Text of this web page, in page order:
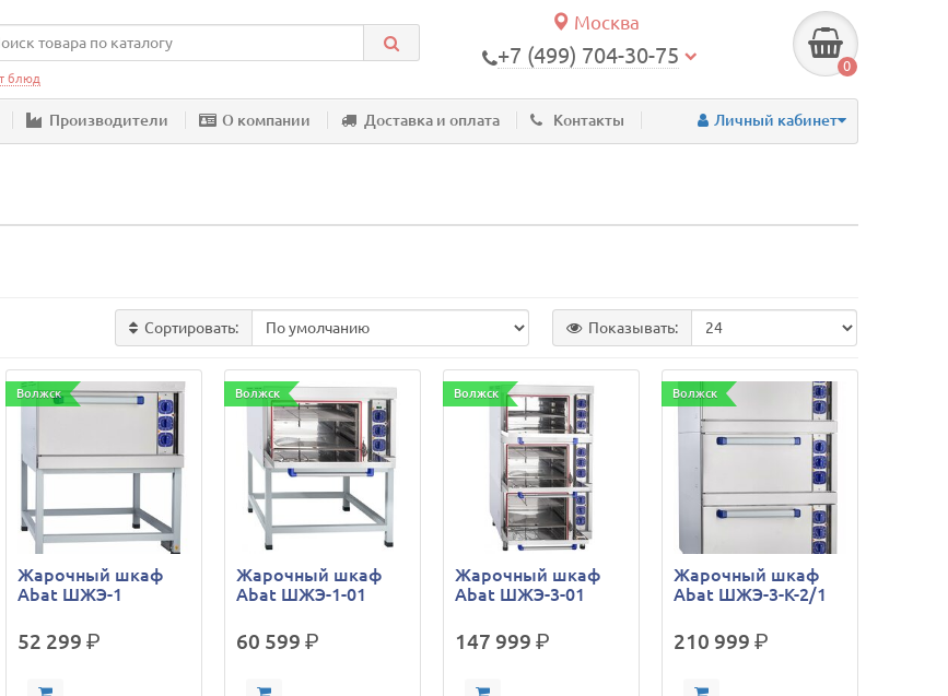
Москва
+7 (499) 704-30-75 0
блюд
Производители О компании Доставка и оплата Контакты Личный кабинет
Сортировать: Показывать:
Волжск
Жарочный шкаф
Abat ШЖЭ-1
52 299р.
Волжск
Жарочный шкаф
Abat ШЖЭ-1-01
60 599 р.
Волжск
Жарочный шкаф
Abat ШЖЭ-3-01
147 999 р.
Волжск
Жарочный шкаф
Abat ШЖЭ-3-К-2/1
210 999 р.